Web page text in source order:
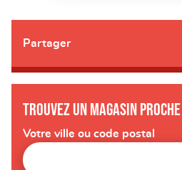
Partager
Trouvez un magasin
Votre ville ou code postal